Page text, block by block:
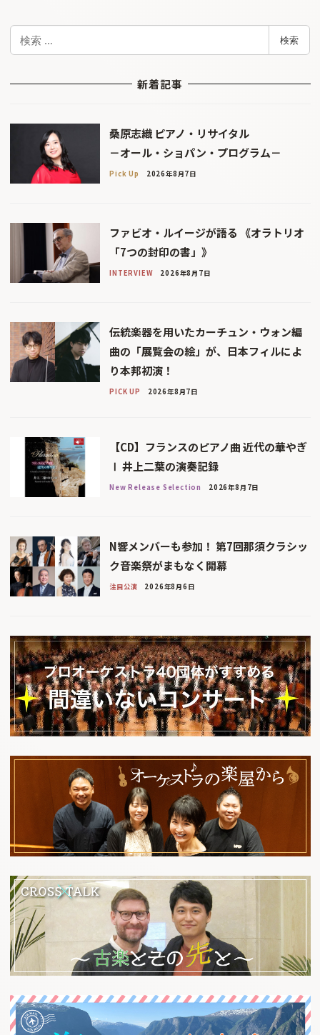
検
索
検索
新着記事
桑原志織 ピアノ・リサイタル
－オール・ショパン・プログラム－
Pick Up 2026年8月7日
ファビオ・ルイージが語る 《オラトリオ
「7つの封印の書」》
INTERVIEW 2026年8月7日
伝統楽器を用いたカーチュン・ウォン編
曲の「展覧会の絵」が、日本フィルによ
り本邦初演！
PICK UP 2026年8月7日
【CD】フランスのピアノ曲 近代の華やぎ
Ⅰ 井上二葉の演奏記録
New Release Selection 2026年8月7日
N響メンバーも参加！ 第7回那須クラシッ
ク音楽祭がまもなく開幕
注目公演 2026年8月6日